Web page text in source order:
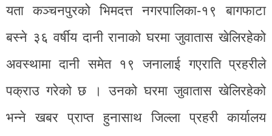
यता कञ्चनपुरको भिमदत्त नगरपालिका-१९ बागफाटा
बस्ने ३६ वर्षीय दानी रानाको घरमा जुवातास खेलिरहेको
अवस्थामा दानी समेत १९ जनालाई गएराति प्रहरीले
पक्राउ गरेको छ । उनको घरमा जुवातास खेलिरहेको
भन्ने खबर प्राप्त हुनासाथ जिल्ला प्रहरी कार्यालय